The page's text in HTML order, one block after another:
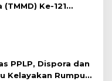
Ke-121
2024) ?
PPLP, Dispora dan
Kelayakan Rumput